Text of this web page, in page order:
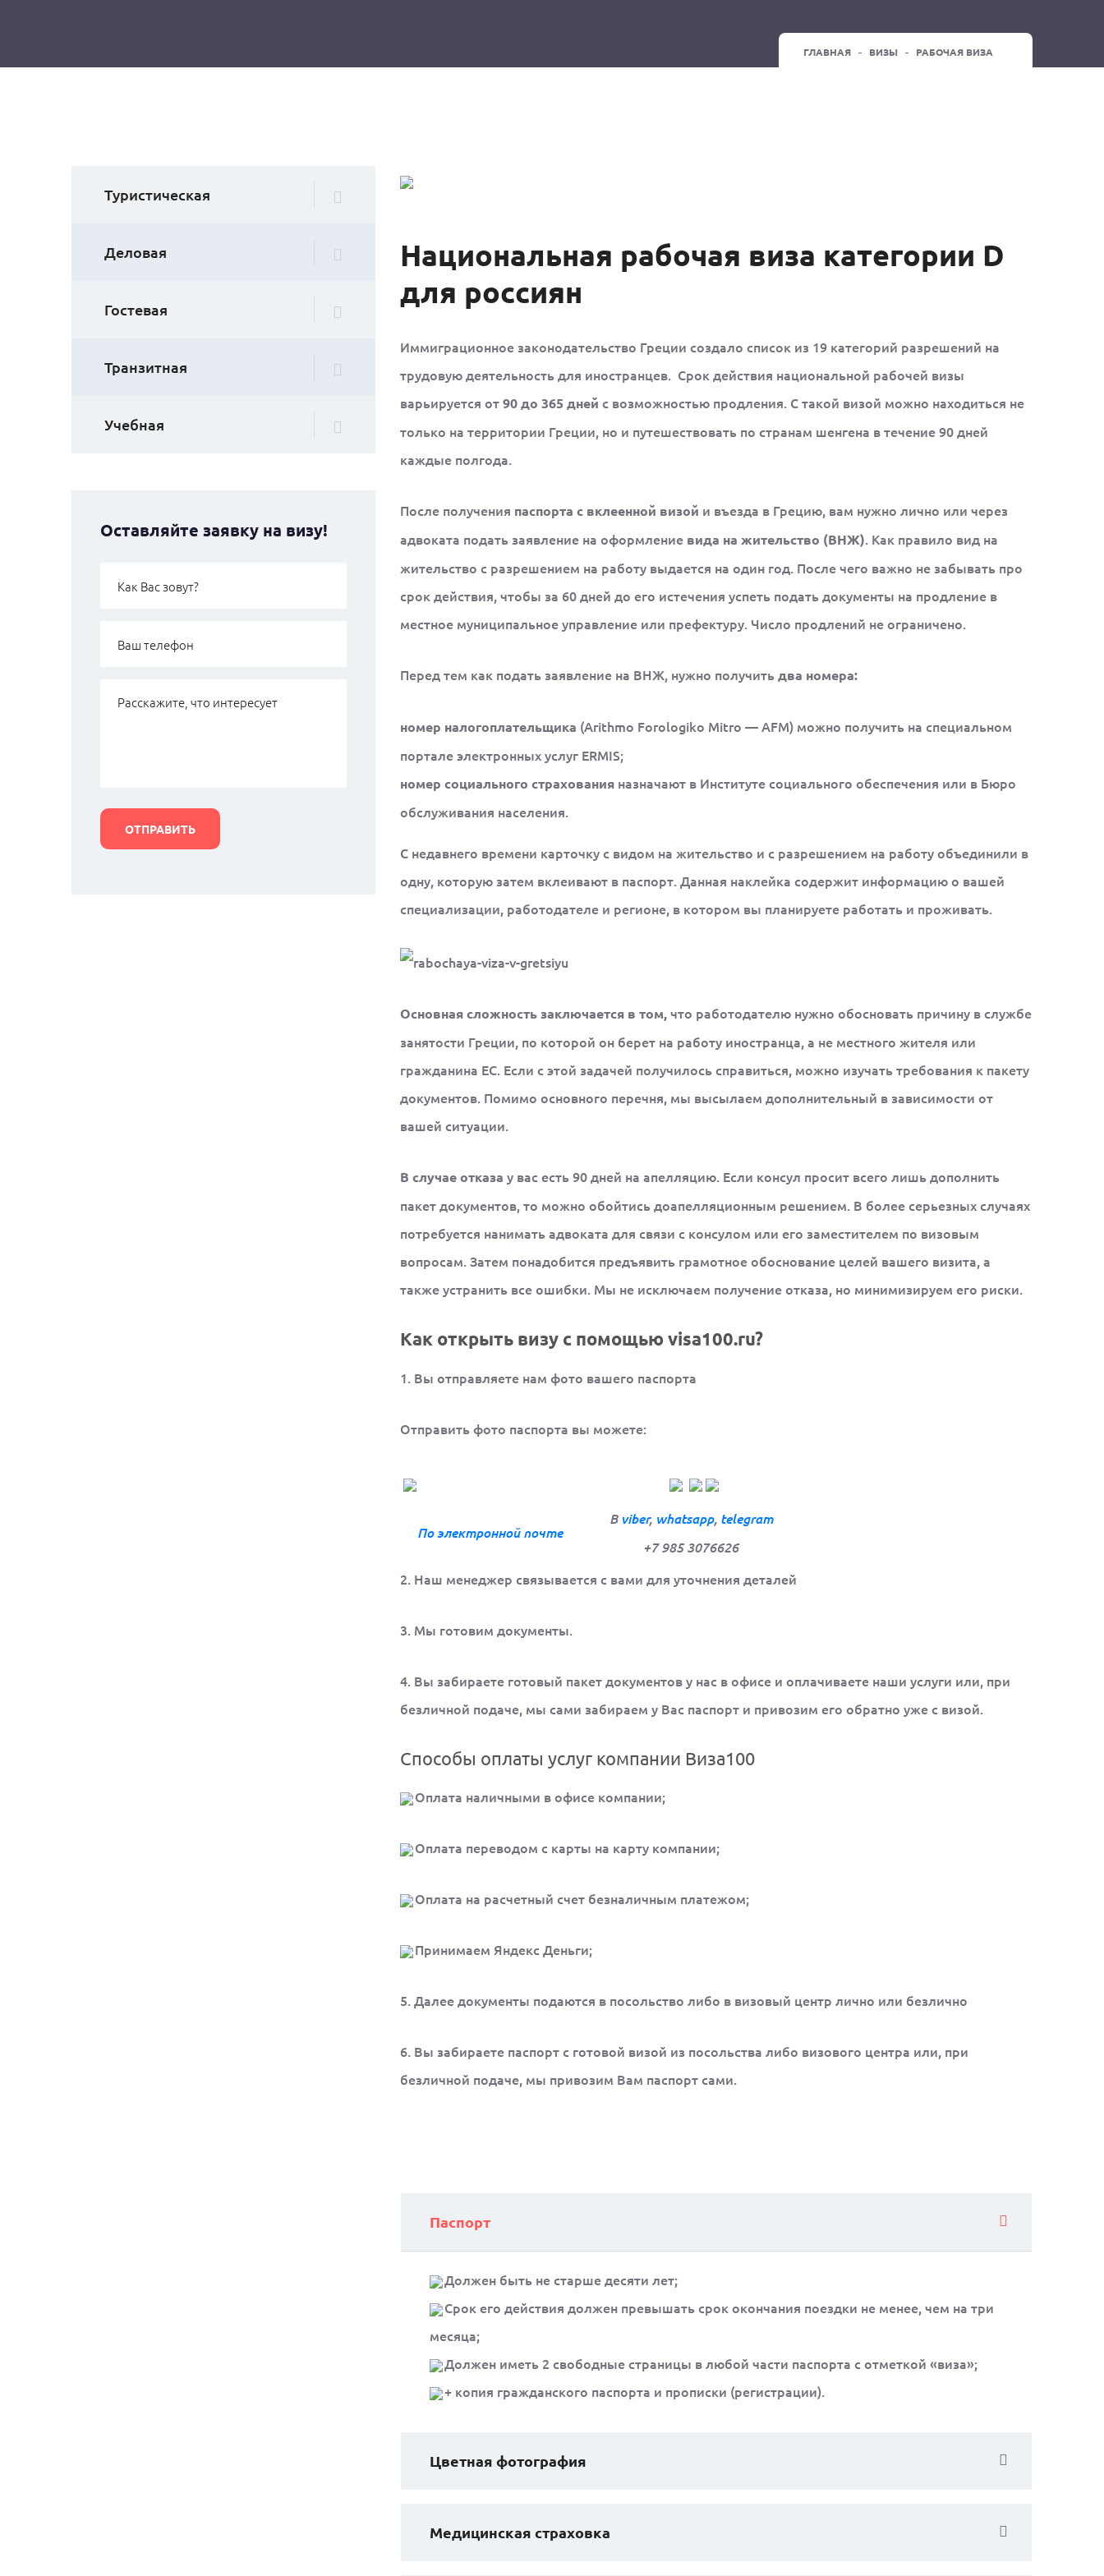
ГЛАВНАЯ ВИЗЫ РАБОЧАЯ ВИЗА
Туристическая
Деловая
Гостевая
Транзитная
Учебная
Оставляйте заявку на визу!
Национальная рабочая виза категории D
для россиян
Иммиграционное законодательство Греции создало список из 19 категорий разрешений на
трудовую деятельность для иностранцев. Срок действия национальной рабочей визы
варьируется от90 до 365 дней с возможностью продления. С такой визой можно находиться не
только на территории Греции, но и путешествовать по странам шенгена в течение 90 дней
каждые полгода.
После получения паспорта с вклеенной визой и въезда в Грецию, вам нужно лично или через
адвоката подать заявление на оформление вида на жительство (ВНЖ). Как правило вид на
жительство с разрешением на работу выдается на один год. После чего важно не забывать про
срок действия, чтобы за 60 дней до его истечения успеть подать документы на продление в
местное муниципальное управление или префектуру. Число продлений не ограничено.
Перед тем как подать заявление на ВНЖ, нужно получитьдва номера:
номер налогоплательщика (Arithmo Forologiko Mitro — AFM) можно получить на специальном
портале электронных услуг ERMIS;
номер социального страхования назначают в Институте социального обеспечения или в Бюро
обслуживания населения.
С недавнего времени карточку с видом на жительство и с разрешением на работу объединили в
одну, которую затем вклеивают в паспорт. Данная наклейка содержит информацию о вашей
специализации, работодателе и регионе, в котором вы планируете работать и проживать.
Основная сложность заключается в том,что работодателю нужно обосновать причину в службе
занятости Греции, по которой он берет на работу иностранца, а не местного жителя или
гражданина ЕС. Если с этой задачей получилось справиться, можно изучать требования к пакету
документов. Помимо основного перечня, мы высылаем дополнительный в зависимости от
вашей ситуации.
В случае отказа у вас есть 90 дней на апелляцию. Если консул просит всего лишь дополнить
пакет документов, то можно обойтись доапелляционным решением. В более серьезных случаях
потребуется нанимать адвоката для связи с консулом или его заместителем по визовым
вопросам. Затем понадобится предъявить грамотное обоснование целей вашего визита, а
также устранить все ошибки. Мы не исключаем получение отказа, но минимизируем его риски.
Как открыть визу с помощью visa100.ru?
1. Вы отправляете нам фото вашего паспорта
Отправить фото паспорта вы можете:
По электроннойпочте
В viber, whatsapp, telegram
+7 985 3076626
2. Наш менеджер связывается с вами для уточнения деталей
3. Мы готовим документы.
4. Вы забираете готовый пакет документов у нас в офисе и оплачиваете наши услуги или, при
безличной подаче, мы сами забираем у Вас паспорт и привозим его обратно уже с визой.
Способы оплаты услуг компании Виза100
Оплата наличными в офисе компании;
Оплата переводом с карты на карту компании;
Оплата на расчетный счет безналичным платежом;
Принимаем Яндекс Деньги;
5. Далее документы подаются в посольство либо в визовый центр лично или безлично
6. Вы забираете паспорт с готовой визой из посольства либо визового центра или, при
безличной подаче, мы привозим Вам паспорт сами.
Паспорт
Должен быть не старше десяти лет;
Срок его действия должен превышать срок окончания поездки не менее, чем на три
месяца;
Должен иметь 2 свободные страницы в любой части паспорта с отметкой «виза»;
+ копия гражданского паспорта и прописки (регистрации).
Цветная фотография
Медицинская страховка